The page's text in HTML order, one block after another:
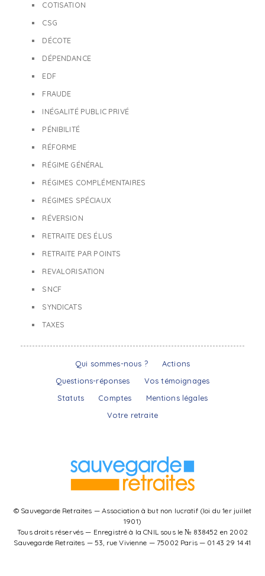
COTISATION
CSG
DÉCOTE
DÉPENDANCE
EDF
FRAUDE
INÉGALITÉ PUBLIC PRIVÉ
PÉNIBILITÉ
RÉFORME
RÉGIME GÉNÉRAL
RÉGIMES COMPLÉMENTAIRES
RÉGIMES SPÉCIAUX
RÉVERSION
RETRAITE DES ÉLUS
RETRAITE PAR POINTS
REVALORISATION
SNCF
SYNDICATS
TAXES
Qui sommes-nous ?
Actions
Questions-réponses
Vos témoignages
Statuts
Comptes
Mentions légales
Votre retraite
© Sauvegarde Retraites — Association à but non lucratif (loi du 1er juillet
1901)
Tous droits réservés — Enregistré à la CNIL sous le № 838452 en 2002
Sauvegarde Retraites — 53, rue Vivienne — 75002 Paris — 01 43 29 14 41